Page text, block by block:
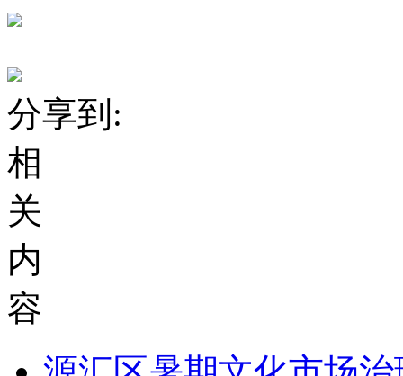
分享到:
相
关
内
容